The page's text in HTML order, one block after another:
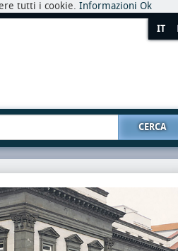
tutti i cookie. Informazioni Ok
IT
CERCA